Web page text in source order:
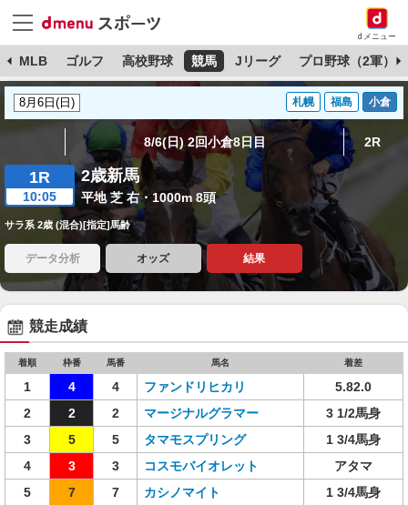
dメニュー
MLB ゴルフ 高校野球 競馬 Jリーグ プロ野球（2軍）
札幌 福島 小倉
8/6(日) 2回小倉8日目 2R
1R
10:05
2歳新馬
平地 芝 右・1000m 8頭
サラ系 2歳 (混合)[指定]馬齢
データ分析 オッズ 結果
競走成績
着順 枠番 馬番 馬名 着差
1 4 4 ファンドリヒカリ
5.82.0
2
2 2 マージナルグラマー
3 1/2馬身
3
5 5 タマモスプリング
1 3/4馬身
4
3 3 コスモバイオレット
アタマ
5
7 7 カシノマイト
1 3/4馬身